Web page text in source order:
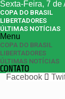
Sexta-Feira, 7 de
COPA DO BRASIL
LIBERTADORES
ÚLTIMAS NOTÍCIAS
Menu
COPA DO BRASIL
LIBERTADORES
ÚLTIMAS NOTÍCIAS
CONTATO
Facebook